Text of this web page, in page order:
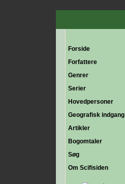
Forside
Forfattere
Genrer
Serier
Hovedpersoner
Geografisk indgang
Artikler
Bogomtaler
Søg
Om Scifisiden